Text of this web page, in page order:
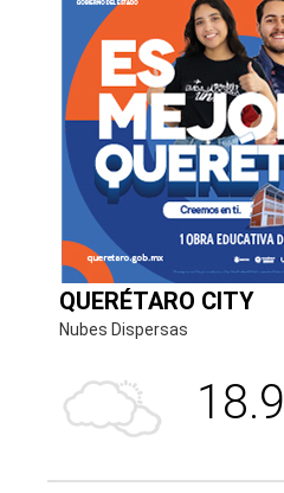
QUERÉTARO CITY
Nubes Dispersas
18.9